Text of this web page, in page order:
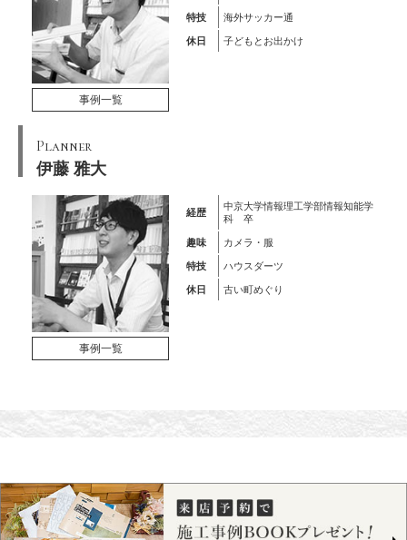
事例一覧
特技 海外サッカー通
休日 子どもとお出かけ
Planner
伊藤 雅大
事例一覧
経歴
中京大学情報理工学部情報知能学
科 卒
趣味 カメラ・服
特技 ハウスダーツ
休日 古い町めぐり